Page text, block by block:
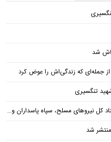
شد
جمله‌ای که زندگی‌اش را عوض کرد
تنگسیری
نیروهای مسلح، سپاه پاسداران و بسیج
شد